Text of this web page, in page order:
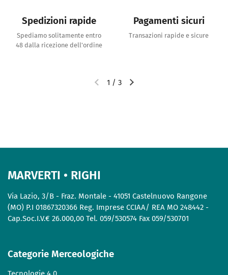
Spedizioni rapide
Spediamo solitamente entro
48 dalla ricezione dell'ordine
Pagamenti sicuri
Transazioni rapide e sicure
1 / 3
MARVERTI • RIGHI
Via Lazio, 3/B - Fraz. Montale - 41051 Castelnuovo Rangone
(MO) P.I 01867320366 Reg. Imprese CCIAA/ REA MO 248442 -
Cap.Soc.I.V.€ 26.000,00 Tel. 059/530574 Fax 059/530701
Categorie Merceologiche